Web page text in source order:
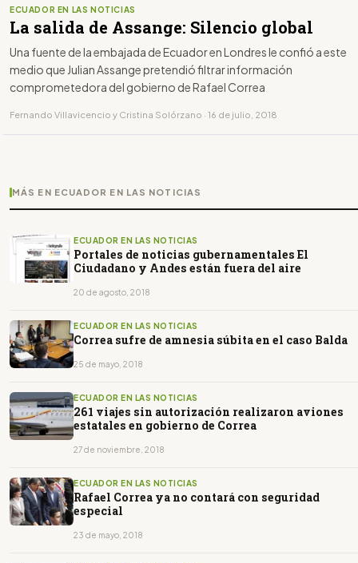
ECUADOR EN LAS NOTICIAS
La salida de Assange: Silencio global
Una fuente de la embajada de Ecuador en Londres le confió a este
medio que Julian Assange pretendió filtrar información
comprometedora del gobierno de Rafael Correa
Fernando Villavicencio y Cristina Solórzano · 16 de julio, 2018
MÁS EN ECUADOR EN LAS NOTICIAS
ECUADOR EN LAS NOTICIAS
Portales de noticias gubernamentales El
Ciudadano y Andes están fuera del aire
20 de agosto, 2018
ECUADOR EN LAS NOTICIAS
Correa sufre de amnesia súbita en el caso Balda
25 de mayo, 2018
ECUADOR EN LAS NOTICIAS
261 viajes sin autorización realizaron aviones
estatales en gobierno de Correa
27 de noviembre, 2018
ECUADOR EN LAS NOTICIAS
Rafael Correa ya no contará con seguridad
especial
23 de mayo, 2018